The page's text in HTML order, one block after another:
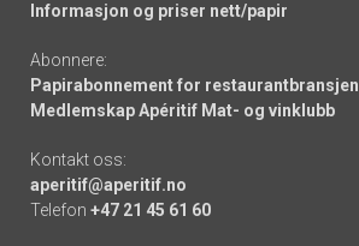
Informasjon og priser nett/papir
Abonnere:
Papirabonnement for restaurantbransjen
Medlemskap Apéritif Mat- og vinklubb
Kontakt oss:
aperitif@aperitif.no
Telefon +47 21 45 61 60